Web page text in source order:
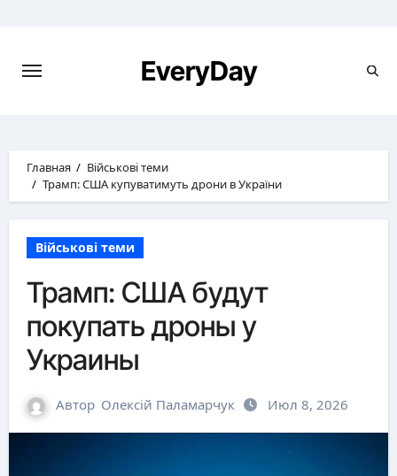
EveryDay
Главная
Військові теми
Трамп: США купуватимуть дрони в України
Військові теми
Трамп: США будут
покупать дроны у
Украины
Автор Олексій Паламарчук Июл 8, 2026